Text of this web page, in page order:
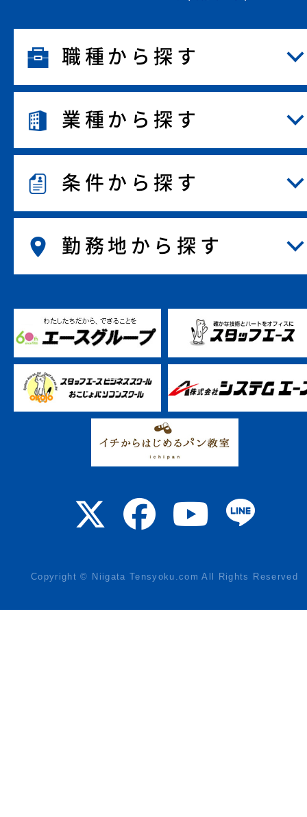
職種から探す
業種から探す
条件から探す
勤務地から探す
Copyright © Niigata Tensyoku.com All Rights Reserved